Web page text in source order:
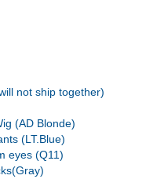
not ship together)
(AD Blonde)
(LT.Blue)
eyes (Q11)